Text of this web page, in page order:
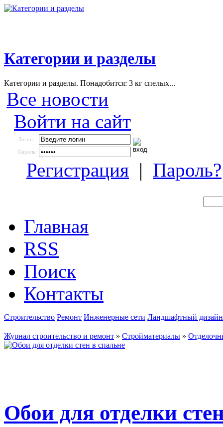
Категории и разделы
Категории и разделы. Понадобится: 3 кг спелых...
Все новости
Войти на сайт
Логин:
Пароль:
Регистрация | Пароль?
Главная
RSS
Поиск
Контакты
Строительство Ремонт Инженерные сети Ландшафтный дизайн
Журнал строительство и ремонт » Стройматериалы »
Обои для отделки